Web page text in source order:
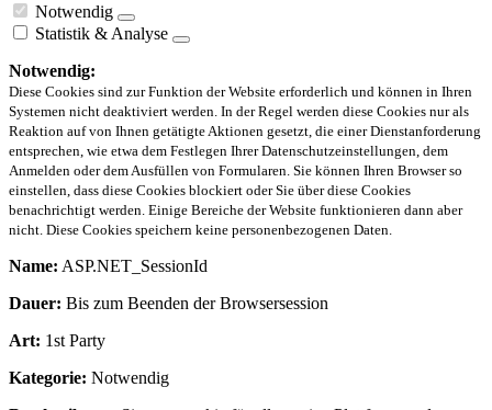
Notwendig
Statistik & Analyse
Notwendig:
Diese Cookies sind zur Funktion der Website erforderlich und können in Ihren
Systemen nicht deaktiviert werden. In der Regel werden diese Cookies nur als
Reaktion auf von Ihnen getätigte Aktionen gesetzt, die einer Dienstanforderung
entsprechen, wie etwa dem Festlegen Ihrer Datenschutzeinstellungen, dem
Anmelden oder dem Ausfüllen von Formularen. Sie können Ihren Browser so
einstellen, dass diese Cookies blockiert oder Sie über diese Cookies
benachrichtigt werden. Einige Bereiche der Website funktionieren dann aber
nicht. Diese Cookies speichern keine personenbezogenen Daten.
Name: ASP.NET_SessionId
Dauer: Bis zum Beenden der Browsersession
Art: 1st Party
Kategorie: Notwendig